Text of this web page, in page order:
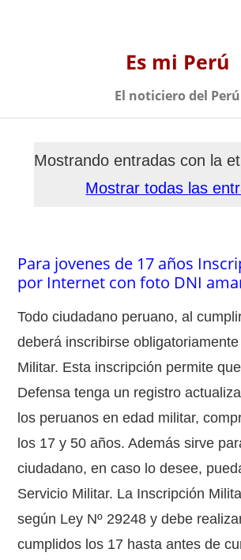
Es mi Perú
El noticiero del Perú
Mostrando entradas con la
Mostrar todas las
Para jovenes de 17 años
por Internet con foto DNI
Todo ciudadano peruano, al
deberá inscribirse
Militar. Esta inscripción permite
Defensa tenga un registro
los peruanos en edad militar,
los 17 y 50 años. Además sirve
ciudadano, en caso lo desee,
Servicio Militar. La Inscripción
según Ley Nº 29248 y debe
cumplidos los 17 hasta antes de